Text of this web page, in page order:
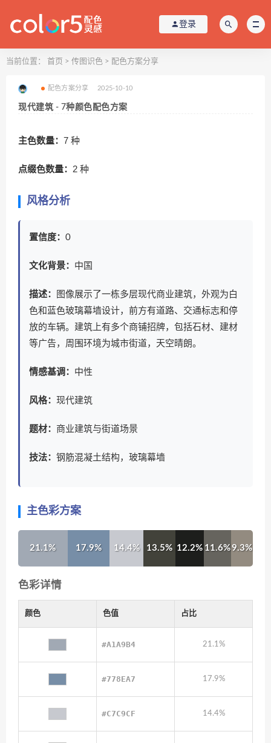
登录
当前位置： 首页 > 传图识色 > 配色方案分享
配色方案分享 2025-10-10
现代建筑 - 7种颜色配色方案
主色数量： 7 种
点缀色数量： 2 种
风格分析
置信度： 0
文化背景： 中国
描述：
图像展示了一栋多层现代商业建筑，外观为白
色和蓝色玻璃幕墙设计，前方有道路、交通标志和停
放的车辆。建筑上有多个商铺招牌，包括石材、建材
等广告，周围环境为城市街道，天空晴朗。
情感基调： 中性
风格： 现代建筑
题材： 商业建筑与街道场景
技法： 钢筋混凝土结构，玻璃幕墙
主色彩方案
21.1% 17.9% 14.4% 13.5% 12.2% 11.6%9.3%
色彩详情
颜色 色值 占比
#A1A9B4 21.1%
#778EA7 17.9%
#C7C9CF 14.4%